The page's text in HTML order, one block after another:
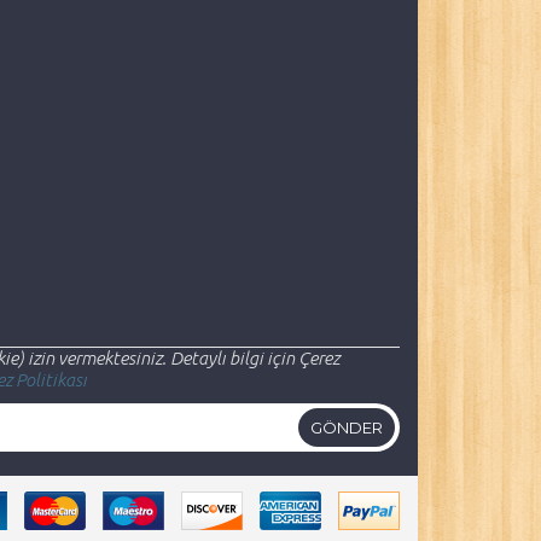
izin vermektesiniz. Detaylı bilgi için Çerez
Politikası
GÖNDER